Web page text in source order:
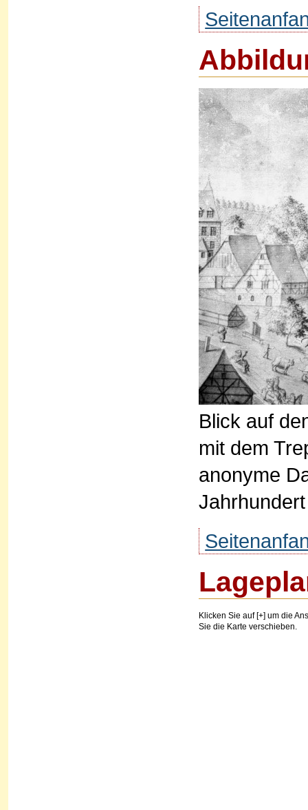
Blick auf
mit dem
anonyme
Klicken Sie auf [+] um die
Sie die Karte verschieben.